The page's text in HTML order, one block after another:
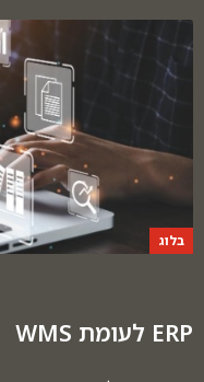
בלוג
ERP לעומת WMS